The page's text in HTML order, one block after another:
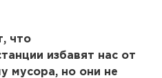
что
избавят нас от
мусора, но они не